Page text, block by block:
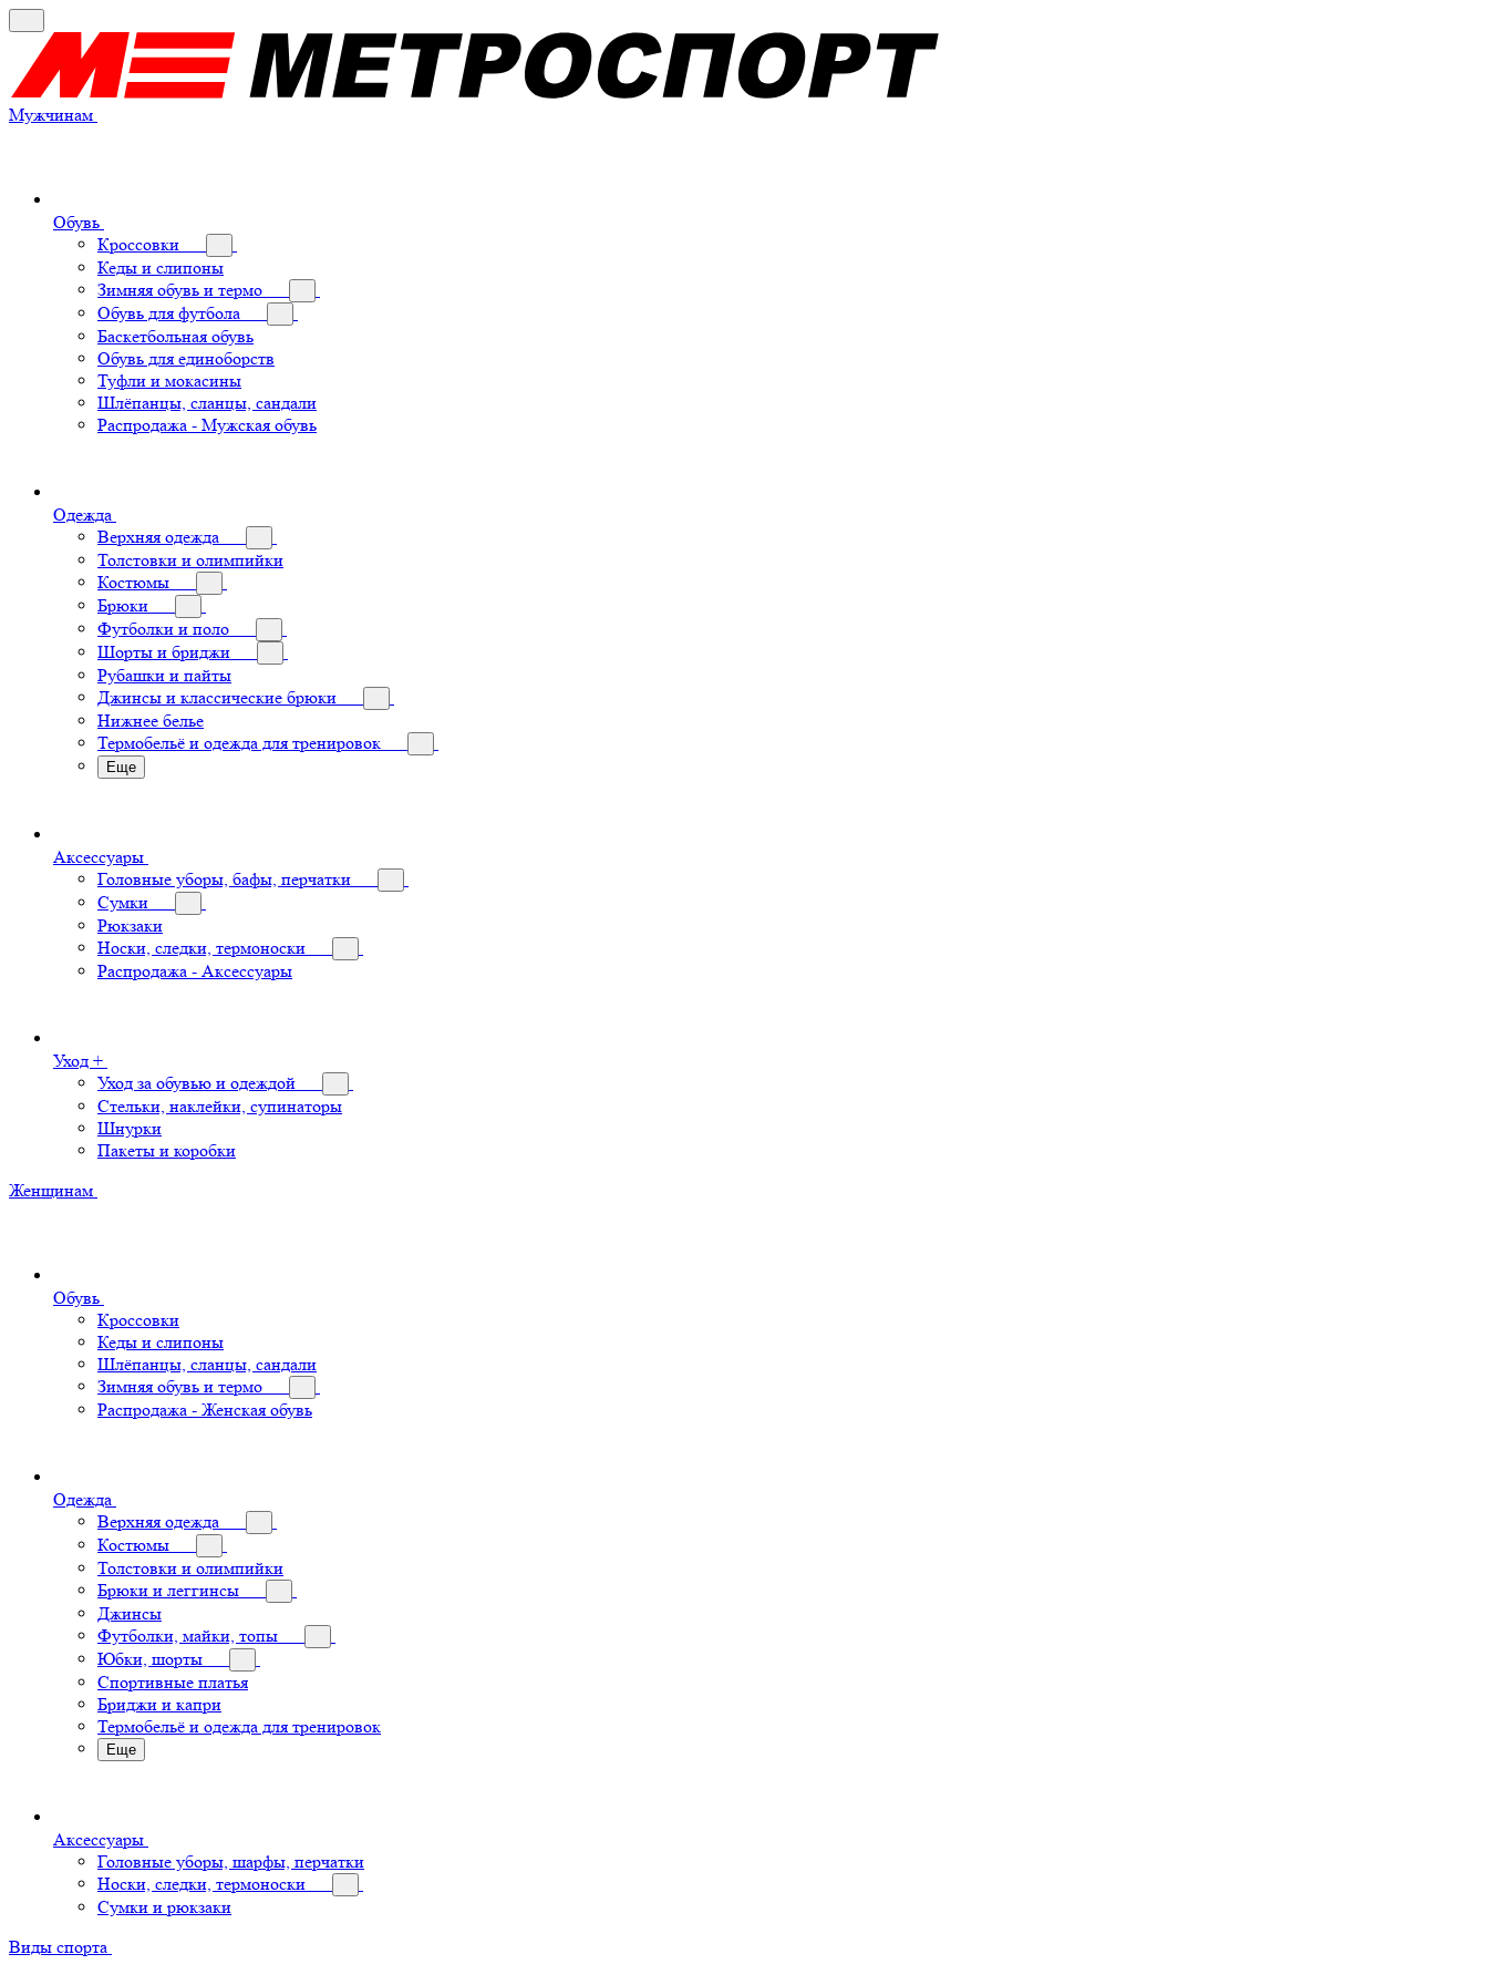
Мужчинам
Обувь
Кроссовки
Кеды и слипоны
Зимняя обувь и термо
Обувь для футбола
Баскетбольная обувь
Обувь для единоборств
Туфли и мокасины
Шлёпанцы, сланцы, сандали
Распродажа - Мужская обувь
Одежда
Верхняя одежда
Толстовки и олимпийки
Костюмы
Брюки
Футболки и поло
Шорты и бриджи
Рубашки и пайты
Джинсы и классические брюки
Нижнее белье
Термобельё и одежда для тренировок
Еще
Аксессуары
Головные уборы, бафы, перчатки
Сумки
Рюкзаки
Носки, следки, термоноски
Распродажа - Аксессуары
Уход +
Уход за обувью и одеждой
Стельки, наклейки, супинаторы
Шнурки
Пакеты и коробки
Женщинам
Обувь
Кроссовки
Кеды и слипоны
Шлёпанцы, сланцы, сандали
Зимняя обувь и термо
Распродажа - Женская обувь
Одежда
Верхняя одежда
Костюмы
Толстовки и олимпийки
Брюки и леггинсы
Джинсы
Футболки, майки, топы
Юбки, шорты
Спортивные платья
Бриджи и капри
Термобельё и одежда для тренировок
Еще
Аксессуары
Головные уборы, шарфы, перчатки
Носки, следки, термоноски
Сумки и рюкзаки
Виды спорта